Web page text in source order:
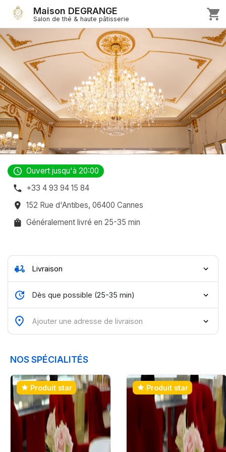
Maison DEGRANGE
Salon de thé & haute pâtisserie shopping_cart
access_time Ouvert jusqu'à 20:00
phone +33 4 93 94 15 84
place 152 Rue d'Antibes, 06400 Cannes
shopping_bag Généralement livré en 25-35 min
moped
update Dès que possible (25-35 min)
Ajouter une adresse de livraison
NOS SPÉCIALITÉS
star Produit star star Produit star